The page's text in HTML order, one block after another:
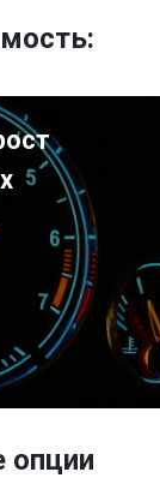
опции